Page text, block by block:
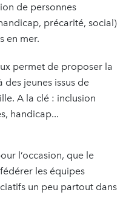
de personnes
précarité, social)
en mer.
permet de proposer la
jeunes issus de
A la clé : inclusion
handicap...
l’occasion, que le
les équipes
un peu partout dans